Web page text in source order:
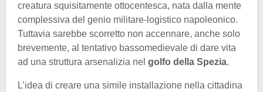
creatura squisitamente ottocentesca, nata dalla mente
complessiva del genio militare-logistico napoleonico.
Tuttavia sarebbe scorretto non accennare, anche solo
brevemente, al tentativo bassomedievale di dare vita
ad una struttura arsenalizia nel golfo della Spezia.
L’idea di creare una simile installazione nella cittadina